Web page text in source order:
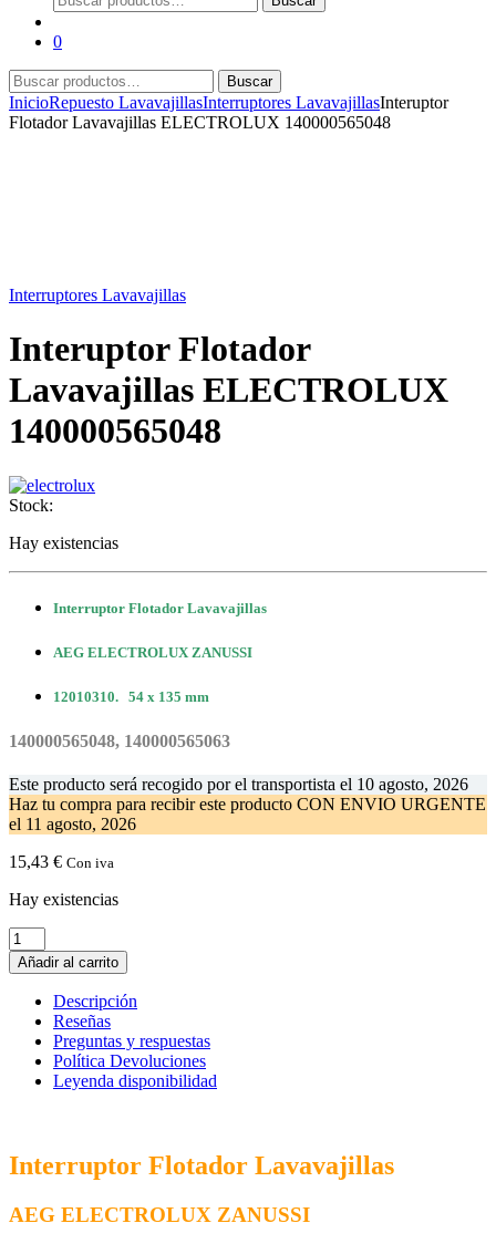
por:
0
Buscar
por:
Buscar
InicioRepuesto LavavajillasInterruptores LavavajillasInteruptor
Flotador Lavavajillas ELECTROLUX 140000565048
Interruptores Lavavajillas
Interuptor Flotador
Lavavajillas ELECTROLUX
140000565048
Stock:
Hay existencias
Interruptor Flotador Lavavajillas
AEG ELECTROLUX ZANUSSI
12010310. 54 x 135 mm
140000565048, 140000565063
Este producto será recogido por el transportista el 10 agosto, 2026
Haz tu compra para recibir este producto CON ENVIO URGENTE
el 11 agosto, 2026
15,43 € Con iva
Hay existencias
Interuptor
Flotador
Lavavajillas
ELECTROLUX
140000565048
cantidad
Añadir al carrito
Descripción
Reseñas
Preguntas y respuestas
Política Devoluciones
Leyenda disponibilidad
Interruptor Flotador Lavavajillas
AEG ELECTROLUX ZANUSSI